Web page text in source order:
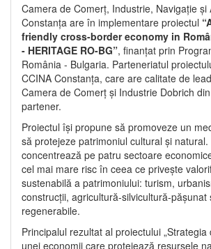
Camera de Comerț, Industrie, Navigație și
Constanța are în implementare proiectul
friendly cross-border economy in
- HERITAGE RO-BG”, finanțat prin
România - Bulgaria. Parteneriatul
CCINA Constanța, care are calitate de
Camera de Comerț și Industrie Dobrich
partener.
Proiectul își propune să promoveze un
să protejeze patrimoniul cultural și
concentrează pe patru sectoare
cel mai mare risc în ceea ce privește
sustenabilă a patrimoniului: turism,
construcții, agricultură-silvicultură-pășunat
regenerabile.
Principalul rezultat al proiectului
unei economii care protejează resursele